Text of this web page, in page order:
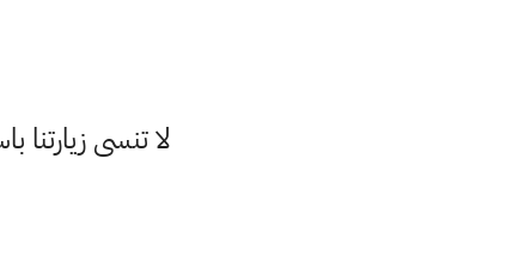
لا تنسى